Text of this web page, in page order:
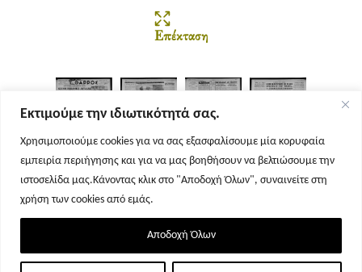
Εκτιμούμε την ιδιωτικότητά σας.
Χρησιμοποιούμε cookies για να σας εξασφαλίσουμε μία κορυφαία
εμπειρία περιήγησης και για να μας βοηθήσουν να βελτιώσουμε την
ιστοσελίδα μας.Κάνοντας κλικ στο "Αποδοχή Όλων", συναινείτε στη
χρήση των cookies από εμάς.
Αποδοχή Όλων
Επέκταση
Σελίδα 1 Σελίδα 2 Σελίδα 3 Σελίδα 4